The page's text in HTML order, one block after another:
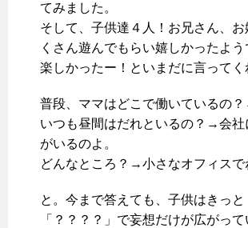
てみました。
そして、子供達４人！お兄さん、お
くさん遊んでもらい嬉しかったよう
楽しかったー！といまだに言ってく
普段、ママはどこで働いているの？
いつも昼間はだれといるの？→会社
がいるのよ。
どんなところ？→小さなオフィスで
と。今まで答えても、子供はきっと
「？？？？」で妄想だけが広がって